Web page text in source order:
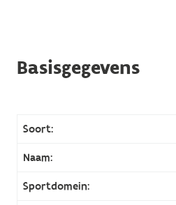
Basisgegevens
Soort:
Naam:
Sportdomein: